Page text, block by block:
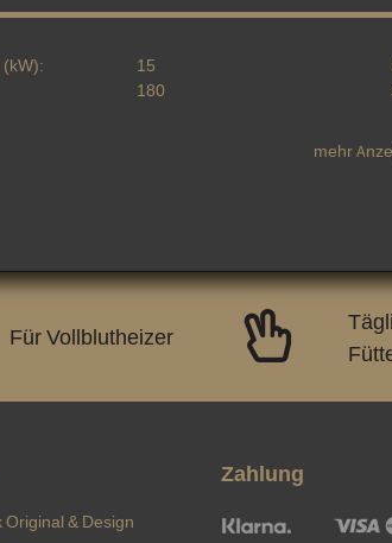
15
180
mehr
Für Vollblutheizer
& Design
Zahlung